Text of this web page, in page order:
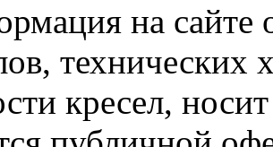
на сайте
технических
кресел,